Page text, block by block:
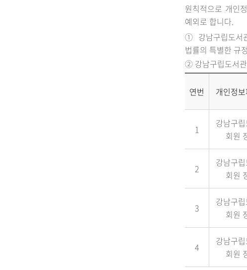
원칙적으로 개인
예외로 합니다.
① 강남구립도서
법률의 특별한 규
② 강남구립도서
연번 개인정
1
강남구
회원
2
강남구
회원
3
강남구
회원
4
강남구
회원